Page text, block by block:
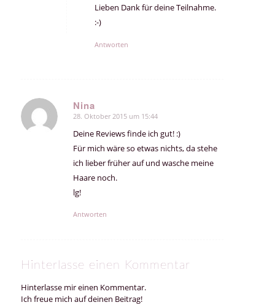
Lieben Dank für deine Teilnahme.
:-)
Antworten
Nina
sagte:
28. Oktober 2015 um 15:44
Deine Reviews finde ich gut! :)
Für mich wäre so etwas nichts, da stehe
ich lieber früher auf und wasche meine
Haare noch.
lg!
Antworten
Hinterlasse einen Kommentar
Hinterlasse mir einen Kommentar.
Ich freue mich auf deinen Beitrag!